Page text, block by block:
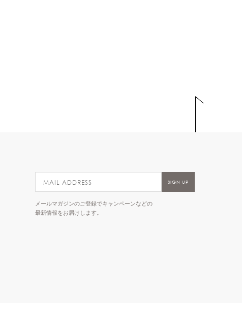
メールマガジンのご登録でキャンペーンなどの
最新情報をお届けします。